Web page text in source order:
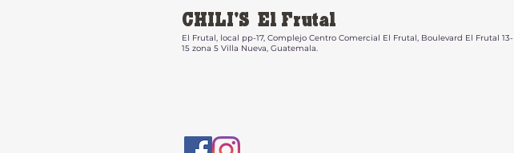
CHILI'S El Frutal
El Frutal, local pp-17, Complejo Centro Comercial El Frutal, Boulevard El Frutal 13-
15 zona 5 Villa Nueva, Guatemala.